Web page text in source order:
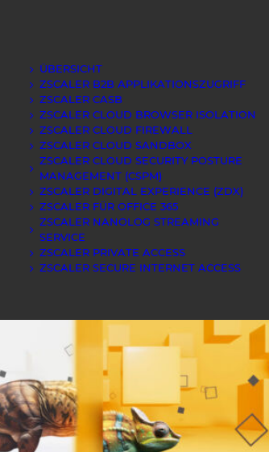
ÜBERSICHT
ZSCALER B2B APPLIKATIONSZUGRIFF
ZSCALER CASB
ZSCALER CLOUD BROWSER ISOLATION
ZSCALER CLOUD FIREWALL
ZSCALER CLOUD SANDBOX
ZSCALER CLOUD SECURITY POSTURE
MANAGEMENT (CSPM)
ZSCALER DIGITAL EXPERIENCE (ZDX)
ZSCALER FÜR OFFICE 365
ZSCALER NANOLOG STREAMING
SERVICE
ZSCALER PRIVATE ACCESS
ZSCALER SECURE INTERNET ACCESS